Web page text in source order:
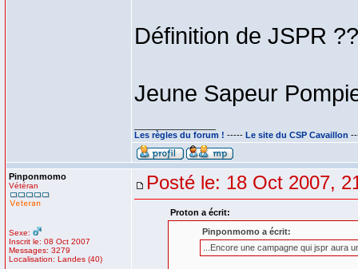
Définition de JSPR
Jeune Sapeur
Les règles du forum ! ----- Le site du CSP Cavaillon
Pinponmomo
Vétéran
Sexe:
Inscrit le: 08 Oct 2007
Messages: 3279
Localisation: Landes (40)
Posté le: 18 Oct 2007,
Proton a écrit:
Pinponmomo a écrit:
...Encore une campagne qui jspr aura